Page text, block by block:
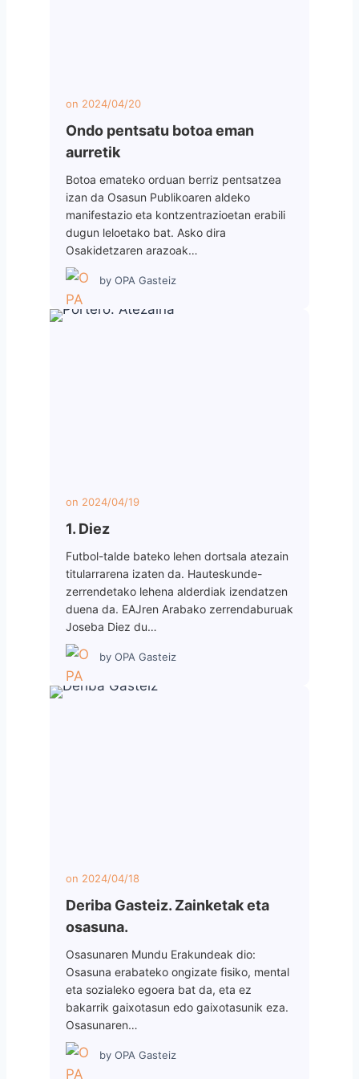
on 2024/04/20
Ondo pentsatu botoa eman
aurretik
Botoa emateko orduan berriz pentsatzea
izan da Osasun Publikoaren aldeko
manifestazio eta kontzentrazioetan erabili
dugun leloetako bat. Asko dira
Osakidetzaren arazoak…
by OPA Gasteiz
on 2024/04/19
1. Diez
Futbol-talde bateko lehen dortsala atezain
titularrarena izaten da. Hauteskunde-
zerrendetako lehena alderdiak izendatzen
duena da. EAJren Arabako zerrendaburuak
Joseba Diez du…
by OPA Gasteiz
on 2024/04/18
Deriba Gasteiz. Zainketak eta
osasuna.
Osasunaren Mundu Erakundeak dio:
Osasuna erabateko ongizate fisiko, mental
eta sozialeko egoera bat da, eta ez
bakarrik gaixotasun edo gaixotasunik eza.
Osasunaren…
by OPA Gasteiz